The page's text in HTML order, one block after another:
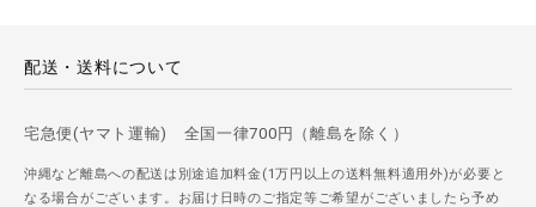
配送・送料について
宅急便(ヤマト運輸) 全国一律700円（離島を除く）
沖縄など離島への配送は別途追加料金(1万円以上の送料無料適用外)が必要と
なる場合がございます。お届け日時のご指定等ご希望がございましたら予め